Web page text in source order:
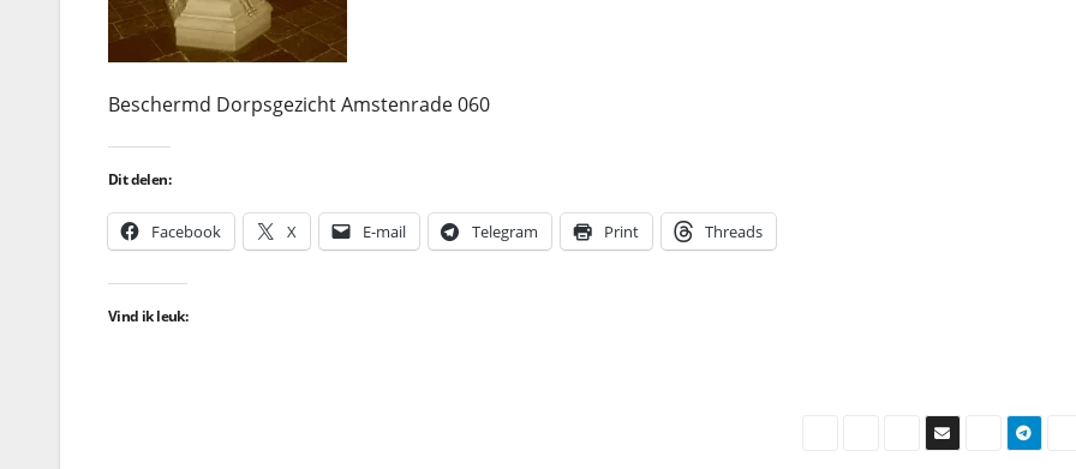
Beschermd Dorpsgezicht Amstenrade 060
Dit delen:
Facebook X E-mail Telegram Print Threads
Vind ik leuk: